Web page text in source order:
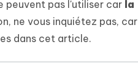
le contenu IA en texte
intelligemment et plus
peuvent pas l'utiliser car la
ne vous inquiétez pas, car
dans cet article.